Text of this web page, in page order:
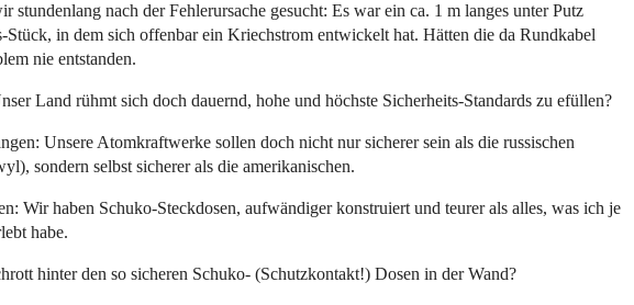
stundenlang nach der Fehlerursache gesucht: Es war ein ca. 1 m langes unter Putz
Stück, in dem sich offenbar ein Kriechstrom entwickelt hat. Hätten die da Rundkabel
nie entstanden.
Land rühmt sich doch dauernd, hohe und höchste Sicherheits-Standards zu efüllen?
Unsere Atomkraftwerke sollen doch nicht nur sicherer sein als die russischen
sondern selbst sicherer als die amerikanischen.
Wir haben Schuko-Steckdosen, aufwändiger konstruiert und teurer als alles, was ich je
habe.
hinter den so sicheren Schuko- (Schutzkontakt!) Dosen in der Wand?